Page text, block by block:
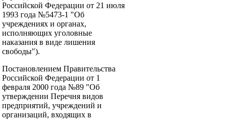
Российской Федерации от 21 июля
1993 года №5473-1 "Об
учреждениях и органах,
исполняющих уголовные
наказания в виде лишения
свободы").
Постановлением Правительства
Российской Федерации от 1
февраля 2000 года №89 "Об
утверждении Перечня видов
предприятий, учреждений и
организаций, входящих в